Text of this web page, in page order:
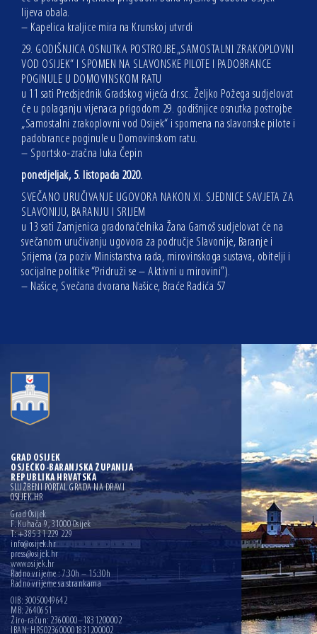
lijeva obala.
– Kapelica kraljice mira na Krunskoj utvrdi
29. GODIŠNJICA OSNUTKA POSTROJBE „SAMOSTALNI ZRAKOPLOVNI
VOD OSIJEK“ I SPOMEN NA SLAVONSKE PILOTE I PADOBRANCE
POGINULE U DOMOVINSKOM RATU
u 11 sati Predsjednik Gradskog vijeća dr.sc. Željko Požega sudjelovat
će u polaganju vijenaca prigodom 29. godišnjice osnutka postrojbe
„Samostalni zrakoplovni vod Osijek“ i spomena na slavonske pilote i
padobrance poginule u Domovinskom ratu.
– Sportsko-zračna luka Čepin
ponedjeljak, 5. listopada 2020.
SVEČANO URUČIVANJE UGOVORA NAKON XI. SJEDNICE SAVJETA ZA
SLAVONIJU, BARANJU I SRIJEM
u 13 sati Zamjenica gradonačelnika Žana Gamoš sudjelovat će na
svečanom uručivanju ugovora za područje Slavonije, Baranje i
Srijema (za poziv Ministarstva rada, mirovinskoga sustava, obitelji i
socijalne politike “Pridruži se – Aktivni u mirovini”).
– Našice, Svečana dvorana Našice, Braće Radića 57
GRAD OSIJEK
OSJEČKO-BARANJSKA ŽUPANIJA
REPUBLIKA HRVATSKA
SLUŽBENI PORTAL GRADA NA DRAVI
OSIJEK.HR
Grad Osijek
F. Kuhača 9, 31000 Osijek
T: +385 31 229 229
info@osijek.hr
press@osijek.hr
www.osijek.hr
Radno vrijeme : 7:30h – 15:30h
Radno vrijeme sa strankama
OIB: 30050049642
MB: 2640651
Žiro-račun: 2360000–1831200002
IBAN: HR5023600001831200002